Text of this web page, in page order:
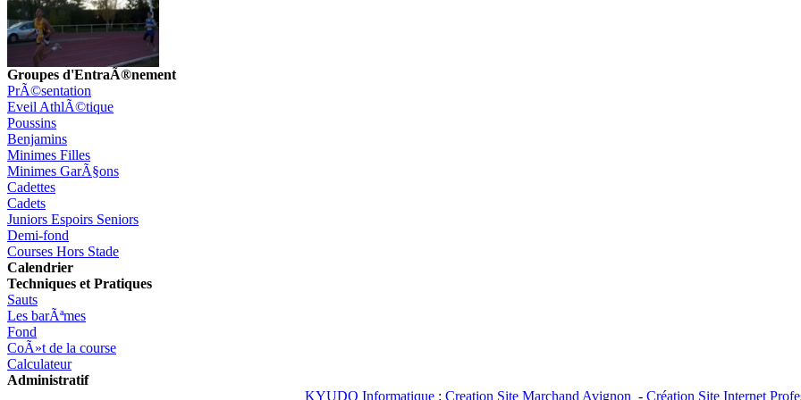
Groupes d'EntraÃ®nement
PrÃ©sentation
Eveil AthlÃ©tique
Poussins
Benjamins
Minimes Filles
Minimes GarÃ§ons
Cadettes
Cadets
Juniors Espoirs Seniors
Demi-fond
Courses Hors Stade
Calendrier
Techniques et Pratiques
Sauts
Les barÃªmes
Fond
CoÃ»t de la course
Calculateur
Administratif
KYUDO Informatique: Creation Site Marchand Avignon - Création Site Internet